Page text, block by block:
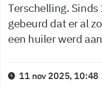
Terschelling.
gebeurd dat er al
een huiler werd
11 nov 2025, 10:48